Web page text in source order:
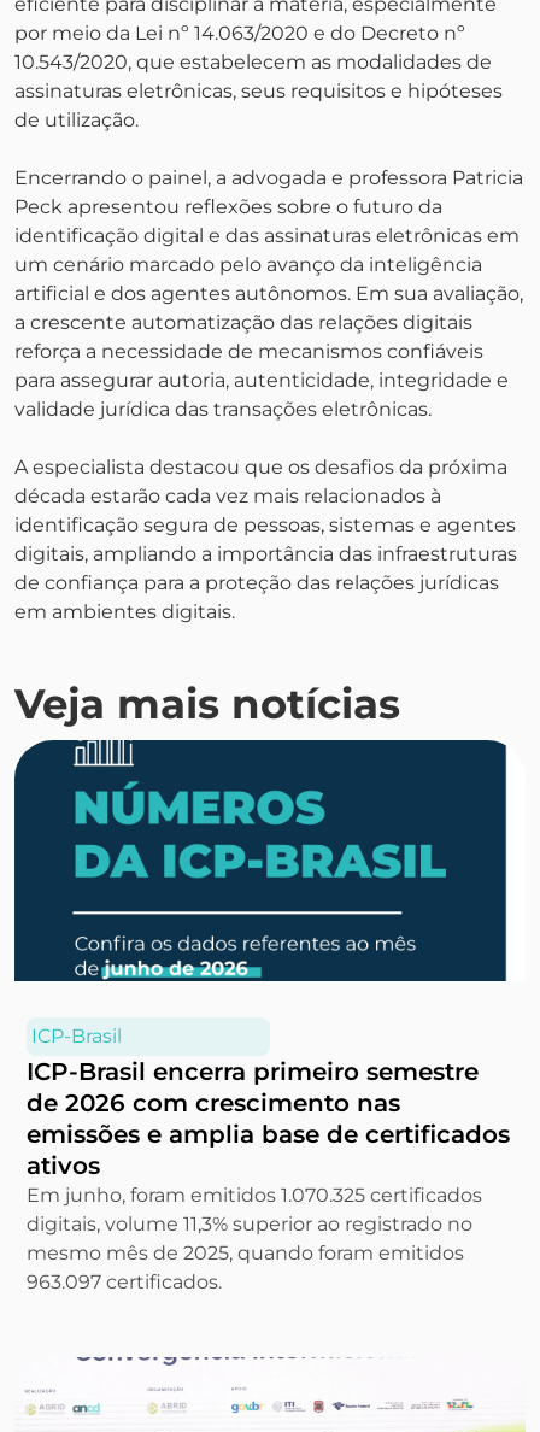
por meio da Lei nº 14.063/2020 e do Decreto nº
10.543/2020, que estabelecem as modalidades de
assinaturas eletrônicas, seus requisitos e hipóteses
de utilização.
Encerrando o painel, a advogada e professora Patricia
Peck apresentou reflexões sobre o futuro da
identificação digital e das assinaturas eletrônicas em
um cenário marcado pelo avanço da inteligência
artificial e dos agentes autônomos. Em sua avaliação,
a crescente automatização das relações digitais
reforça a necessidade de mecanismos confiáveis
para assegurar autoria, autenticidade, integridade e
validade jurídica das transações eletrônicas.
A especialista destacou que os desafios da próxima
década estarão cada vez mais relacionados à
identificação segura de pessoas, sistemas e agentes
digitais, ampliando a importância das infraestruturas
de confiança para a proteção das relações jurídicas
em ambientes digitais.
Veja mais notícias
ICP-Brasil
ICP-Brasil encerra primeiro semestre
de 2026 com crescimento nas
emissões e amplia base de certificados
ativos
Em junho, foram emitidos 1.070.325 certificados
digitais, volume 11,3% superior ao registrado no
mesmo mês de 2025, quando foram emitidos
963.097 certificados.